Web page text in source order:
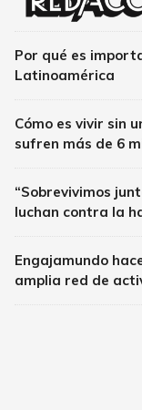
Por qué es
Latinoamérica
Cómo es vivir sin
sufren más de 6
“Sobrevivimos
luchan contra la
Engajamundo
amplia red de